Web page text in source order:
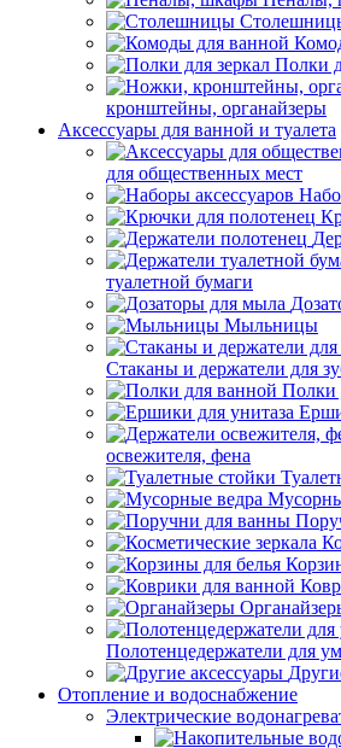
Полки
кронштейны, органайзеры
Аксессуары для ванной и туалета
для общественных мест
туалетной бумаги
Мыльницы
Стаканы и держатели для
Полки
освежителя, фена
Полотенцедержатели для
Отопление и водоснабжение
Электрические